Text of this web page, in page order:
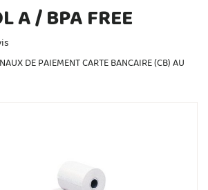
A / BPA FREE
DE PAIEMENT CARTE BANCAIRE (CB) AU